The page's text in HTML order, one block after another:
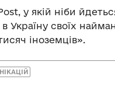
у якій ніби
Україну своїх
іноземців».